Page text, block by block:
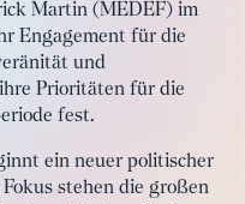
Martin (MEDEF) im
Engagement für die
und
Prioritäten für die
fest.
ein neuer politischer
stehen die großen